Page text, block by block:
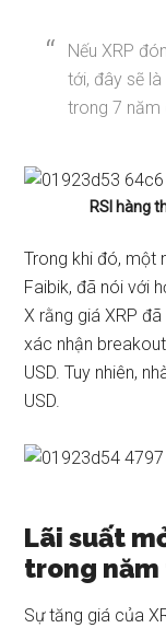
Nếu XRP
tới, đây sẽ là
trong 7 năm
RSI hàng
Trong khi đó, một
Faibik,đã nói với
X rằng giá XRP
xác nhận
USD. Tuy nhiên,
USD.
Lãi suất
trong
Sự tăng giá của